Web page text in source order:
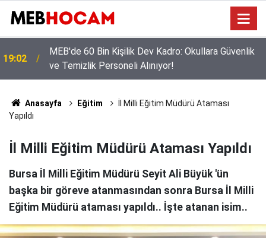
12:02
MEB'den Öğretmenlere Yoğun Seminer Programı:
Masada Yeni Müfredat Var
Anasayfa Eğitim
İl Milli Eğitim Müdürü Ataması
Yapıldı
İl Milli Eğitim Müdürü Ataması Yapıldı
Bursa İl Milli Eğitim Müdürü Seyit Ali Büyük 'ün
başka bir göreve atanmasından sonra Bursa İl Milli
Eğitim Müdürü ataması yapıldı.. İşte atanan isim..